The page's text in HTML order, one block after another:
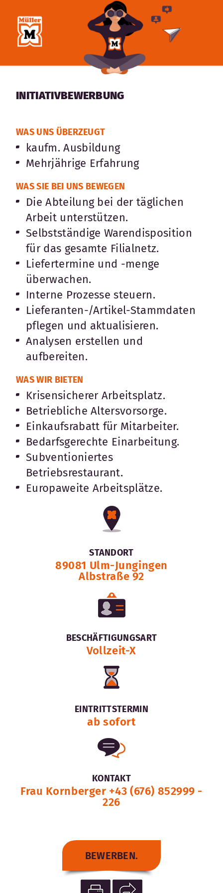
INITIATIVBEWERBUNG
WAS UNS ÜBERZEUGT
kaufm. Ausbildung
Mehrjährige Erfahrung
WAS SIE BEI UNS BEWEGEN
Die Abteilung bei der täglichen
Arbeit unterstützen.
Selbstständige Warendisposition
für das gesamte Filialnetz.
Liefertermine und -menge
überwachen.
Interne Prozesse steuern.
Lieferanten-/Artikel-Stammdaten
pflegen und aktualisieren.
Analysen erstellen und
aufbereiten.
WAS WIR BIETEN
Krisensicherer Arbeitsplatz.
Betriebliche Altersvorsorge.
Einkaufsrabatt für Mitarbeiter.
Bedarfsgerechte Einarbeitung.
Subventioniertes
Betriebsrestaurant.
Europaweite Arbeitsplätze.
STANDORT
89081 Ulm-Jungingen
Albstraße 92
BESCHÄFTIGUNGSART
Vollzeit-X
EINTRITTSTERMIN
ab sofort
KONTAKT
Frau Kornberger +43 (676) 852999 -
226
BEWERBEN.